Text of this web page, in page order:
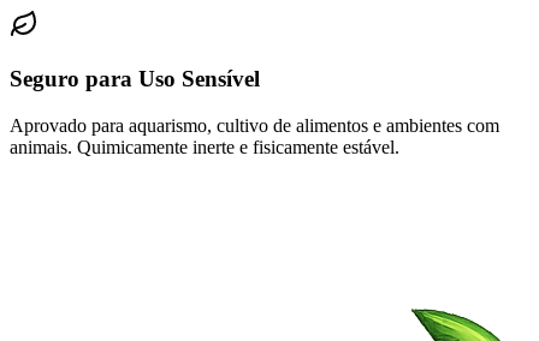
Seguro para Uso Sensível
Aprovado para aquarismo, cultivo de alimentos e ambientes com
animais. Quimicamente inerte e fisicamente estável.